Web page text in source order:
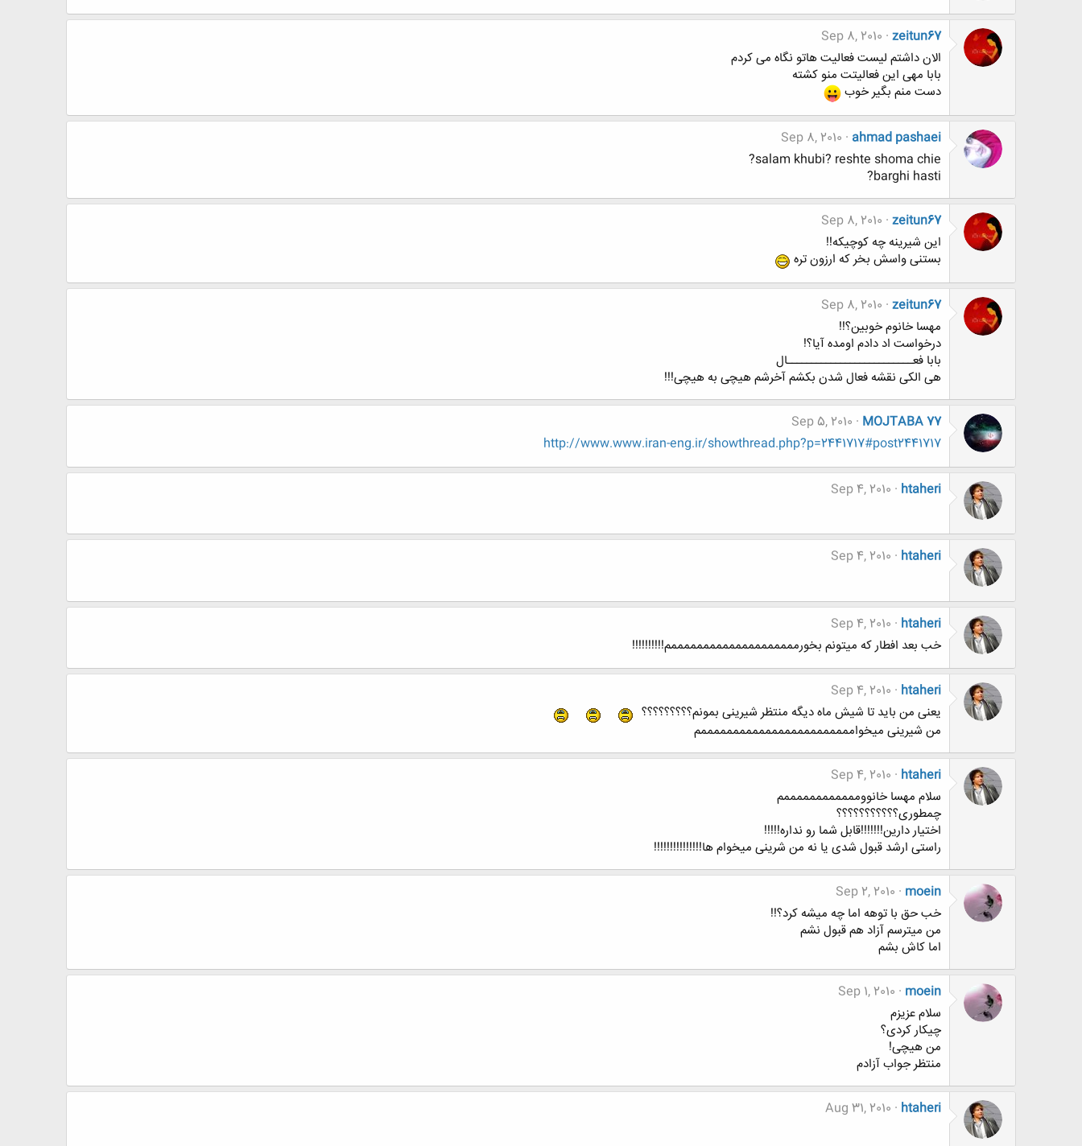
zeitun67
Sep 8, 2010
الان داشتم لیست فعالیت هاتو نگاه می کردم
بابا مهی این فعالیتت منو کشته
دست منم بگیر خوب
ahmad pashaei
Sep 8, 2010
salam khubi? reshte shoma chie?
barghi hasti?
zeitun67
Sep 8, 2010
این شیرینه چه کوچیکه!!
بستنی واسش بخر که ارزون تره
zeitun67
Sep 8, 2010
مهسا خانوم خوبین؟!!
درخواست اد دادم اومده آیا؟!
بابا فعــــــــــــــــــــــــــال
هی الکی نقشه فعال شدن بکشم آخرشم هیچی به هیچی!!!
MOJTABA 77
Sep 5, 2010
http://www.www.iran-eng.ir/showthread.php?p=2441717#post2441717
htaheri
Sep 4, 2010
htaheri
Sep 4, 2010
htaheri
Sep 4, 2010
خب بعد افطار که میتونم بخورممممممممممممممممممممم!!!!!!!!!!
htaheri
Sep 4, 2010
یعنی من باید تا شیش ماه دیگه منتظر شیرینی بمونم؟؟؟؟؟؟؟؟؟
من شیرینی میخواممممممممممممممممممممممممم
htaheri
Sep 4, 2010
سلام مهسا خانووممممممممممممم
چمطوری؟؟؟؟؟؟؟؟؟؟؟
اختیار دارین!!!!!!!قابل شما رو نداره!!!!!
راستی ارشد قبول شدی یا نه من شرینی میخوام ها!!!!!!!!!!!!!!!
moein
Sep 2, 2010
خب حق با توهه اما چه میشه کرد؟!!
من میترسم آزاد هم قبول نشم
اما کاش بشم
moein
Sep 1, 2010
سلام عزیزم
چیکار کردی؟
من هیچی!
منتظر جواب آزادم
htaheri
Aug 31, 2010